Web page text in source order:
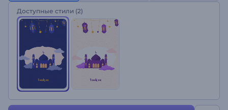
анимационный ролик будет готов. Шаблон идеально подходит
для оформления праздничных приглашений, поздравлений,
заставок к презентациям и других проектов. Создайте свое
Доступные стили (2)